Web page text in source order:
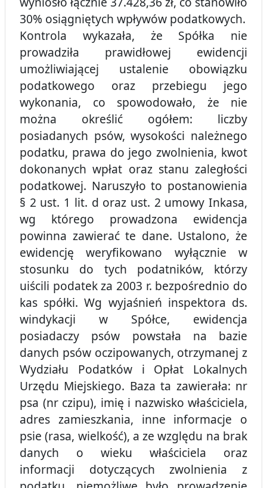
30% osiągniętych wpływów podatkowych.
Kontrola wykazała, że Spółka nie
prowadziła prawidłowej ewidencji
umożliwiającej ustalenie obowiązku
podatkowego oraz przebiegu jego
wykonania, co spowodowało, że nie
można określić ogółem: liczby
posiadanych psów, wysokości należnego
podatku, prawa do jego zwolnienia, kwot
dokonanych wpłat oraz stanu zaległości
podatkowej. Naruszyło to postanowienia
§ 2 ust. 1 lit. d oraz ust. 2 umowy Inkasa,
wg którego prowadzona ewidencja
powinna zawierać te dane. Ustalono, że
ewidencję weryfikowano wyłącznie w
stosunku do tych podatników, którzy
uiścili podatek za 2003 r. bezpośrednio do
kas spółki. Wg wyjaśnień inspektora ds.
windykacji w Spółce, ewidencja
posiadaczy psów powstała na bazie
danych psów oczipowanych, otrzymanej z
Wydziału Podatków i Opłat Lokalnych
Urzędu Miejskiego. Baza ta zawierała: nr
psa (nr czipu), imię i nazwisko właściciela,
adres zamieszkania, inne informacje o
psie (rasa, wielkość), a ze względu na brak
danych o wieku właściciela oraz
informacji dotyczących zwolnienia z